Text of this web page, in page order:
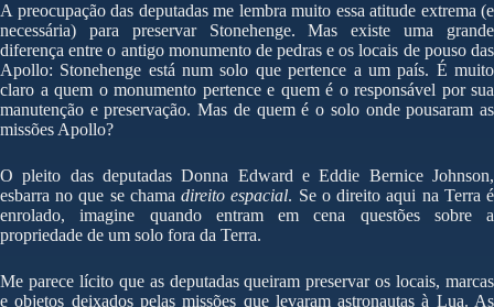
A preocupação das deputadas me lembra muito essa atitude extrema (e
necessária) para preservar Stonehenge. Mas existe uma grande
diferença entre o antigo monumento de pedras e os locais de pouso das
Apollo: Stonehenge está num solo que pertence a um país. É muito
claro a quem o monumento pertence e quem é o responsável por sua
manutenção e preservação. Mas de quem é o solo onde pousaram as
missões Apollo?
O pleito das deputadas Donna Edward e Eddie Bernice Johnson,
esbarra no que se chamadireito espacial. Se o direito aqui na Terra é
enrolado, imagine quando entram em cena questões sobre a
propriedade de um solo fora da Terra.
Me parece lícito que as deputadas queiram preservar os locais, marcas
e objetos deixados pelas missões que levaram astronautas à Lua. As